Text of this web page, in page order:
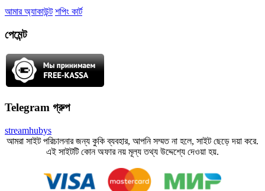
আমার অ্যাকাউন্ট শপিং কার্ট
পেমেন্ট
Telegram গ্রুপ
streamhubys
আমরা সাইট পরিচালনার জন্য কুকি ব্যবহার, আপনি সম্মত না হলে, সাইট ছেড়ে দয়া করে.
এই সাইটটি কোন অফার নয় মূল্য তথ্য উদ্দেশ্যে দেওয়া হয়.